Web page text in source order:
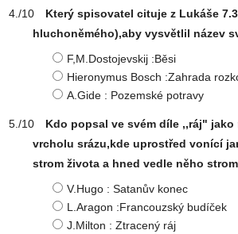
Který spisovatel cituje z Lukáše
hluchoněmého),aby vysvětlil název
F,M.Dostojevskij :Běsi
Hieronymus Bosch :Zahrada
A.Gide : Pozemské potravy
Kdo popsal ve svém díle ,,ráj"
vrcholu srázu,kde uprostřed vonící
strom života a hned vedle něho
V.Hugo : Satanův konec
L.Aragon :Francouzský budíček
J.Milton : Ztracený ráj